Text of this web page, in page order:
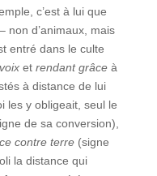
c’est à lui que
non d’animaux, mais
entré dans le culte
et rendant grâceà
à distance de lui
les y obligeait, seul le
de sa conversion),
contre terre (signe
la distance qui